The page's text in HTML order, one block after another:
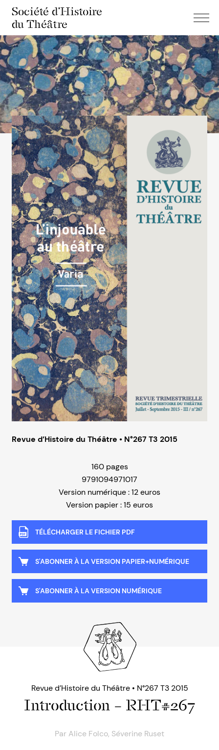
Société d'Histoire
du Théâtre
Revue d’Histoire du Théâtre • N°267 T3 2015
160 pages
9791094971017
Version numérique : 12 euros
Version papier : 15 euros
TÉLÉCHARGER LE FICHIER PDF
S'ABONNER À LA VERSION PAPIER+NUMÉRIQUE
S'ABONNER À LA VERSION NUMÉRIQUE
Revue d’Histoire du Théâtre • N°267 T3 2015
Introduction – RHT#267
Par Alice Folco, Séverine Ruset